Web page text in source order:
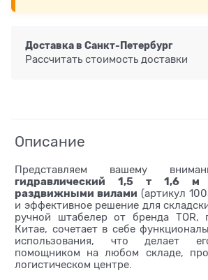
Доставка в Санкт-Петербург
Рассчитать стоимость доставки
Описание
Представляем вашему
гидравлический 1,5 т 1,6 м
раздвижными вилами (артикул
и эффективное решение для
ручной штабелер от бренда TOR,
Китае, сочетает в себе
использования, что делает
помощником на любом складе,
логистическом центре.